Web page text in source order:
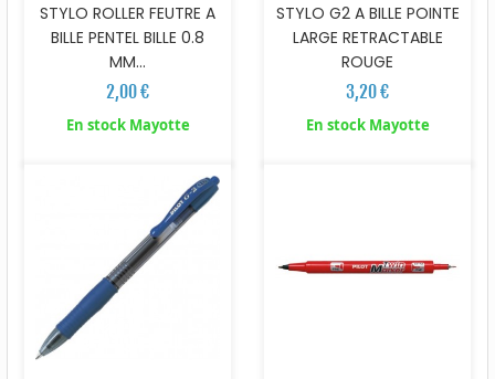
STYLO ROLLER FEUTRE A
BILLE PENTEL BILLE 0.8
MM...
2,00 €
En stock Mayotte
STYLO G2 A BILLE POINTE
LARGE RETRACTABLE
ROUGE
3,20 €
En stock Mayotte